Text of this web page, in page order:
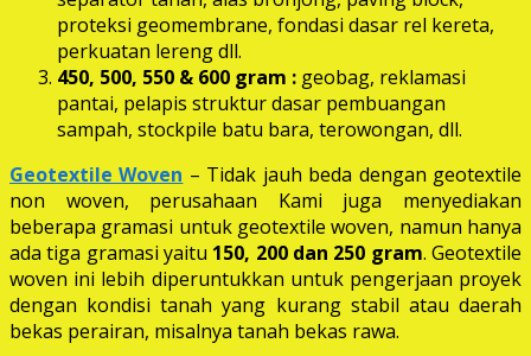
proteksi geomembrane, fondasi dasar rel kereta,
perkuatan lereng dll.
450, 500, 550 & 600 gram : geobag, reklamasi
pantai, pelapis struktur dasar pembuangan
sampah, stockpile batu bara, terowongan, dll.
Geotextile Woven – Tidak jauh beda dengan geotextile
non woven, perusahaan Kami juga menyediakan
beberapa gramasi untuk geotextile woven, namun hanya
ada tiga gramasi yaitu 150, 200 dan 250 gram. Geotextile
woven ini lebih diperuntukkan untuk pengerjaan proyek
dengan kondisi tanah yang kurang stabil atau daerah
bekas perairan, misalnya tanah bekas rawa.